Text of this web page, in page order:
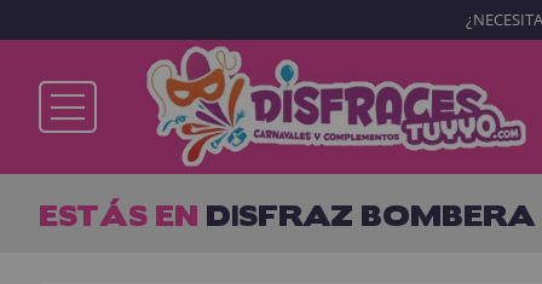
Ya soy cliente
ESTÁS EN DISFRAZ